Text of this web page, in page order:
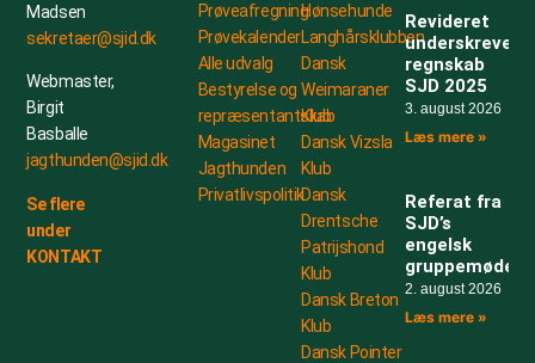
Madsen
sekretaer@sjid.dk
Webmaster,
Birgit
Basballe
jagthunden@sjid.dk
Se flere
under
KONTAKT
Prøveafregning
Prøvekalender
Alle udvalg
Bestyrelse og
repræsentantskab
Magasinet
Jagthunden
Privatlivspolitik
Hønsehunde
Langhårsklubben
Dansk
Weimaraner
Klub
Dansk Vizsla
Klub
Dansk
Drentsche
Patrijshond
Klub
Dansk Breton
Klub
Dansk Pointer
Revideret
underskrevet
regnskab
SJD 2025
3. august 2026
Læs mere »
Referat fra
SJD’s
engelsk
gruppemøde
2. august 2026
Læs mere »